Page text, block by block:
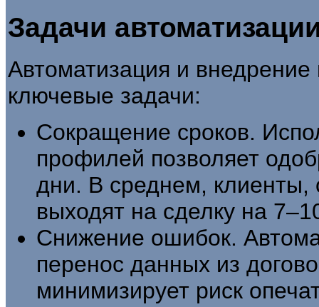
Задачи
Автоматизация и
ключевые задачи:
Сокращение сроков.
профилей позволяет
дни. В среднем,
выходят на сделку на
Снижение ошибок.
перенос данных из
минимизирует риск